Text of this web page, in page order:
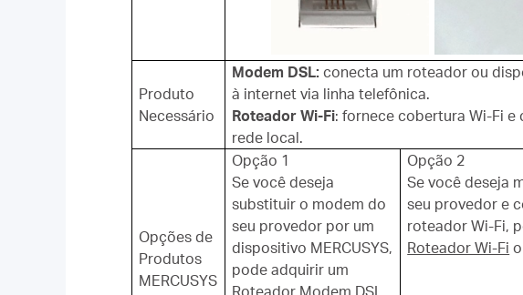
Produto
Necessário
Modem DSL: conecta um roteador ou
à internet via linha telefônica.
Roteador Wi-Fi: fornece cobertura Wi-Fi e
rede local.
Opções de
Produtos
MERCUSYS
Opção 1
Se você deseja
substituir o modem do
seu provedor por um
dispositivo MERCUSYS,
pode adquirir um
Roteador Modem DSL,
Opção 2
Se você deseja
seu provedor e
roteador Wi-Fi,
Roteador Wi-Fi